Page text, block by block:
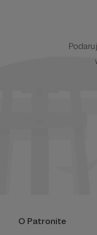
O Patronite